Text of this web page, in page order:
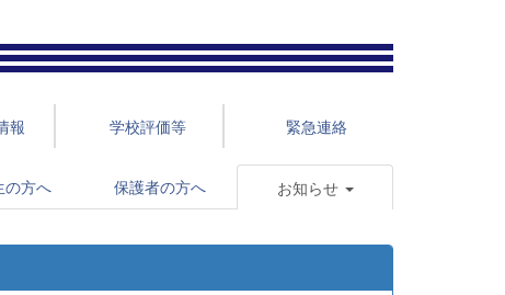
報 学校評価等 緊急連絡
の方へ 保護者の方へ お知らせ